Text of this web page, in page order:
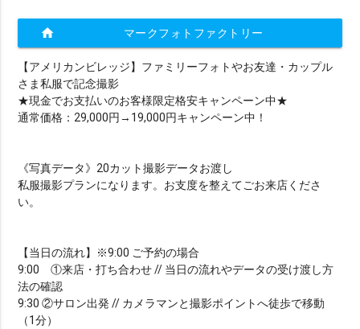
home マークフォトファクトリー
【アメリカンビレッジ】ファミリーフォトやお友達・カップル
さま私服で記念撮影
★現金でお支払いのお客様限定格安キャンペーン中★
通常価格：29,000円→19,000円キャンペーン中！
《写真データ》20カット撮影データお渡し
私服撮影プランになります。お支度を整えてごお来店くださ
い。
【当日の流れ】※9:00 ご予約の場合
9:00 ①来店・打ち合わせ // 当日の流れやデータの受け渡し方
法の確認
9:30 ②サロン出発 // カメラマンと撮影ポイントへ徒歩で移動
（1分）